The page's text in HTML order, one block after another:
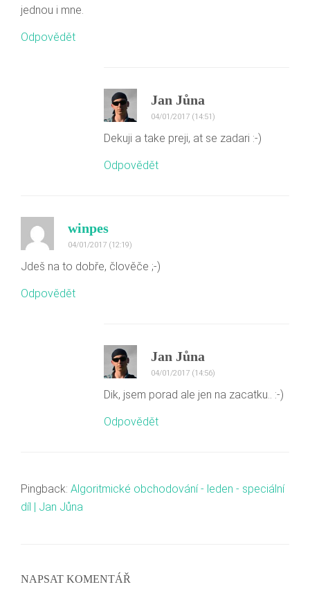
jednou i mne.
Odpovědět
Jan Jůna
04/01/2017 (14:51)
Dekuji a take preji, at se zadari :-)
Odpovědět
winpes
04/01/2017 (12:19)
Jdeš na to dobře, člověče ;-)
Odpovědět
Jan Jůna
04/01/2017 (14:56)
Dik, jsem porad ale jen na zacatku.. :-)
Odpovědět
Pingback: Algoritmické obchodování - leden - speciální
díl | Jan Jůna
NAPSAT KOMENTÁŘ